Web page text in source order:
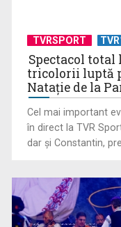
TVRSPORT
Spectacol total
tricolorii luptă
Natație de la
Cel mai important
în direct la TVR
dar şi Constantin,